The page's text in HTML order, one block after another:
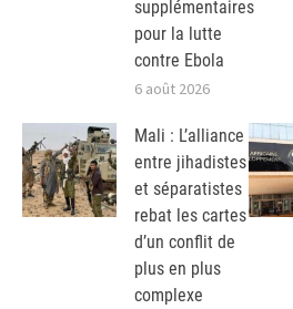
supplémentaires
pour la lutte
contre Ebola
6 août 2026
Mali : L’alliance
entre jihadistes
et séparatistes
rebat les cartes
d’un conflit de
plus en plus
complexe